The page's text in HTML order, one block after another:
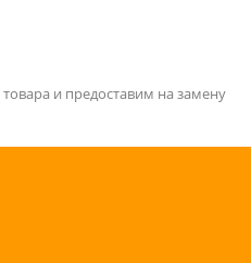
и предоставим на замену